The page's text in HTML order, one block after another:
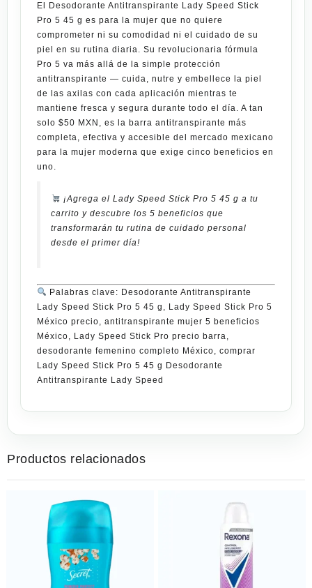
El
Desodorante Antitranspirante Lady Speed Stick
Pro 5 45 g es para la mujer que no quiere
comprometer ni su comodidad ni el cuidado de su
piel en su rutina diaria. Su revolucionaria fórmula
Pro 5 va más allá de la simple protección
antitranspirante — cuida, nutre y embellece la piel
de las axilas con cada aplicación mientras te
mantiene fresca y segura durante todo el día. A tan
solo $50 MXN , es la barra antitranspirante más
completa, efectiva y accesible del mercado mexicano
para la mujer moderna que exige cinco beneficios en
uno.
¡Agrega el Lady Speed Stick Pro 5 45 g a tu
carrito y descubre los 5 beneficios que
transformarán tu rutina de cuidado personal
desde el primer día!
Palabras clave: Desodorante Antitranspirante
Lady Speed Stick Pro 5 45 g, Lady Speed Stick Pro 5
México precio, antitranspirante mujer 5 beneficios
México, Lady Speed Stick Pro precio barra,
desodorante femenino completo México, comprar
Lady Speed Stick Pro 5 45 g Desodorante
Antitranspirante Lady Speed
Productos relacionados